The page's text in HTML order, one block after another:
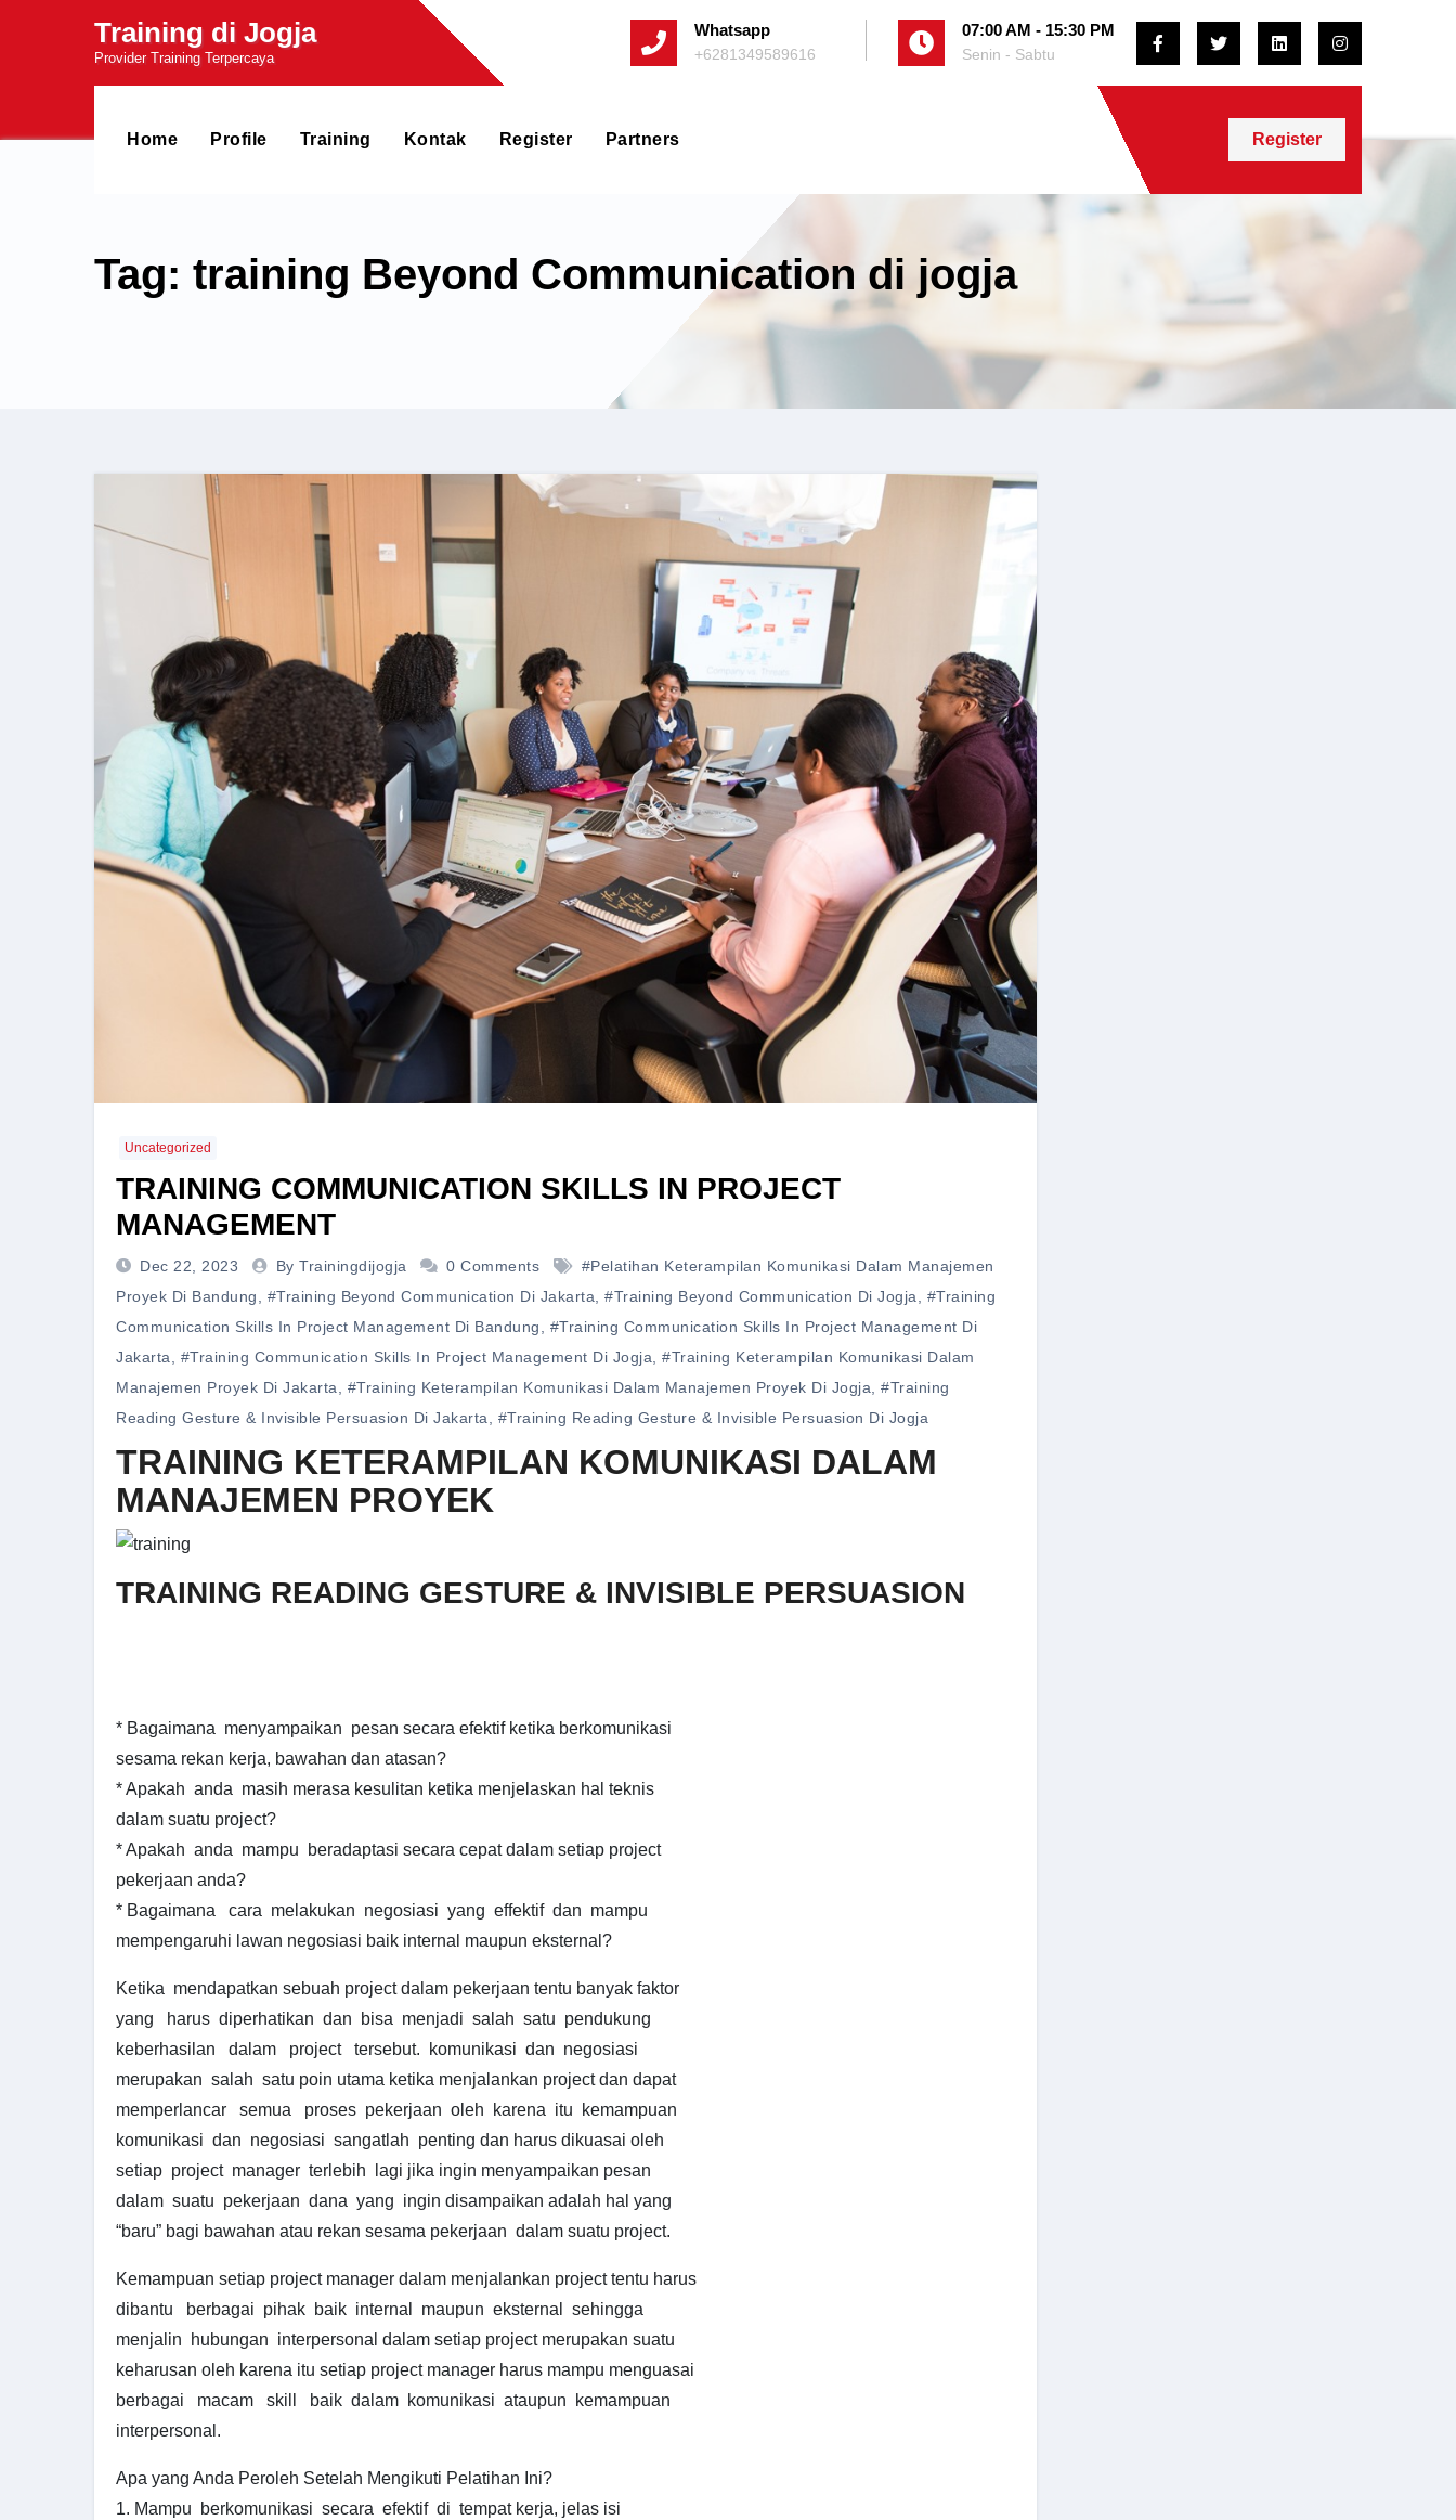
Training di Jogja
Provider Training Terpercaya
Whatsapp
+6281349589616
07:00 AM - 15:30 PM
Senin - Sabtu
Home Profile Training Kontak Register Partners Register
Tag: training Beyond Communication di jogja
Uncategorized
TRAINING COMMUNICATION SKILLS IN PROJECT
MANAGEMENT
Dec 22, 2023 By Trainingdijogja 0 Comments
#pelatihan Keterampilan Komunikasi Dalam Manajemen
Proyek Di Bandung
#training Beyond Communication Di Jakarta #training Beyond Communication Di Jogja
#training
Communication Skills In Project Management Di Bandung
#training Communication Skills In Project Management Di
Jakarta
#training Communication Skills In Project Management Di Jogja
#training Keterampilan Komunikasi Dalam
Manajemen Proyek Di Jakarta
#training Keterampilan Komunikasi Dalam Manajemen Proyek Di Jogja
#training
Reading Gesture & Invisible Persuasion Di Jakarta
#training Reading Gesture & Invisible Persuasion Di Jogja
TRAINING KETERAMPILAN KOMUNIKASI DALAM
MANAJEMEN PROYEK
TRAINING READING GESTURE & INVISIBLE PERSUASION
* Bagaimana menyampaikan pesan secara efektif ketika berkomunikasi
sesama rekan kerja, bawahan dan atasan?
* Apakah anda masih merasa kesulitan ketika menjelaskan hal teknis
dalam suatu project?
* Apakah anda mampu beradaptasi secara cepat dalam setiap project
pekerjaan anda?
* Bagaimana cara melakukan negosiasi yang effektif dan mampu
mempengaruhi lawan negosiasi baik internal maupun eksternal?
Ketika mendapatkan sebuah project dalam pekerjaan tentu banyak faktor
yang harus diperhatikan dan bisa menjadi salah satu pendukung
keberhasilan dalam project tersebut. komunikasi dan negosiasi
merupakan salah satu poin utama ketika menjalankan project dan dapat
memperlancar semua proses pekerjaan oleh karena itu kemampuan
komunikasi dan negosiasi sangatlah penting dan harus dikuasai oleh
setiap project manager terlebih lagi jika ingin menyampaikan pesan
dalam suatu pekerjaan dana yang ingin disampaikan adalah hal yang
“baru” bagi bawahan atau rekan sesama pekerjaan dalam suatu project.
Kemampuan setiap project manager dalam menjalankan project tentu harus
dibantu berbagai pihak baik internal maupun eksternal sehingga
menjalin hubungan interpersonal dalam setiap project merupakan suatu
keharusan oleh karena itu setiap project manager harus mampu menguasai
berbagai macam skill baik dalam komunikasi ataupun kemampuan
interpersonal.
Apa yang Anda Peroleh Setelah Mengikuti Pelatihan Ini?
1. Mampu berkomunikasi secara efektif di tempat kerja, jelas isi